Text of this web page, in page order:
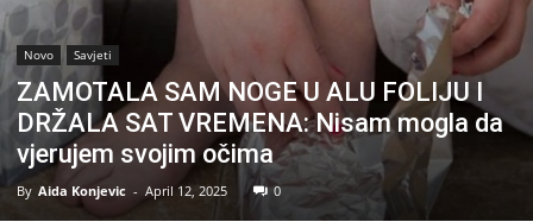
Novo Savjeti
ZAMOTALA SAM NOGE U ALU FOLIJU I
DRŽALA SAT VREMENA: Nisam mogla da
vjerujem svojim očima
By Aida Konjevic - April 12, 2025 0